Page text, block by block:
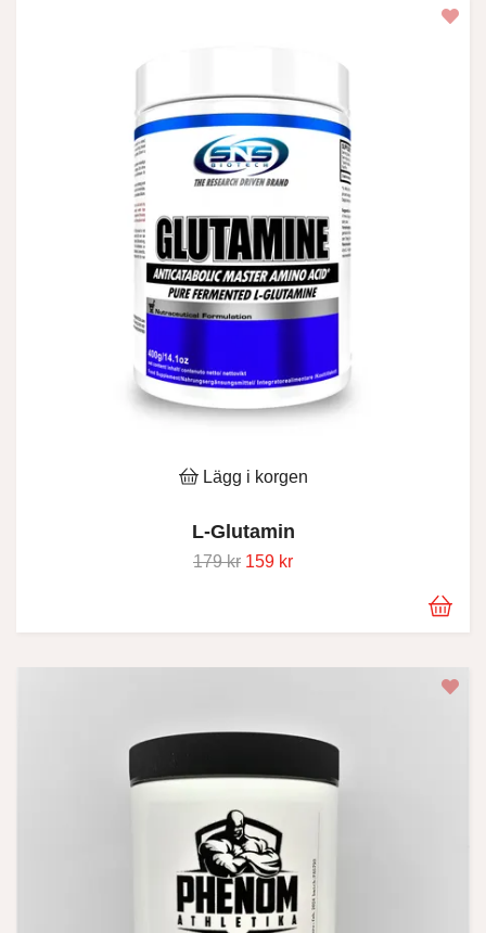
Lägg i korgen
L-Glutamin
179 kr 159 kr